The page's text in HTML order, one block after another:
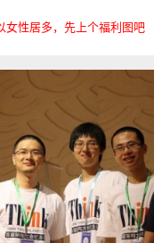
女性居多，先上个福利图吧